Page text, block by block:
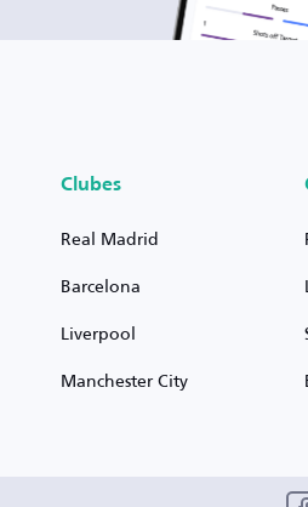
Clubes
Real Madrid
Barcelona
Liverpool
Manchester City